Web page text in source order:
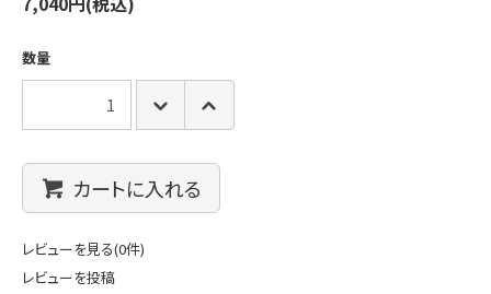
数量
カートに入れる
レビューを見る(0件)
レビューを投稿